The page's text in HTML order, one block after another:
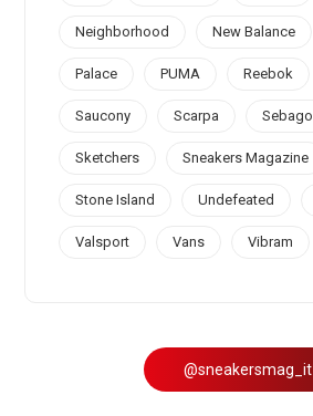
Neighborhood New Balance
Palace PUMA Reebok
Saucony Scarpa Sebago
Sketchers Sneakers Magazine
Stone Island Undefeated
Valsport Vans Vibram
@sneakersmag_it